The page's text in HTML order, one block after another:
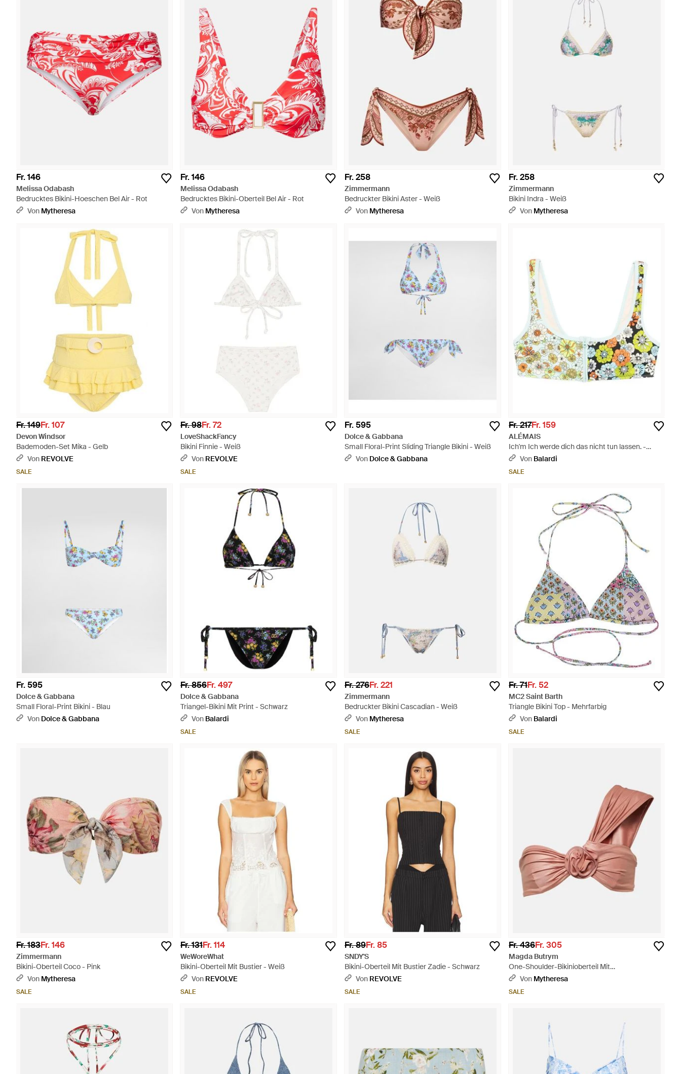
Fr. 146
Melissa Odabash
Bedrucktes Bikini-Hoeschen Bel Air - Rot
Von Mytheresa
Fr. 146
Melissa Odabash
Bedrucktes Bikini-Oberteil Bel Air - Rot
Von Mytheresa
Fr. 258
Zimmermann
Bedruckter Bikini Aster - Weiß
Von Mytheresa
Fr. 258
Zimmermann
Bikini Indra - Weiß
Von Mytheresa
Fr. 149Fr. 107
Devon Windsor
Bademoden-Set Mika - Gelb
Von REVOLVE
SALE
Fr. 98Fr. 72
LoveShackFancy
Bikini Finnie - Weiß
Von REVOLVE
SALE
Fr. 595
Dolce & Gabbana
Small Floral-Print Sliding Triangle Bikini - Weiß
Von Dolce & Gabbana
Fr. 217Fr. 159
ALÉMAIS
Ich'm Ich werde dich das nicht tun lassen. -
Mettallic
Von Balardi
SALE
Fr. 595
Dolce & Gabbana
Small Floral-Print Bikini - Blau
Von Dolce & Gabbana
Fr. 856Fr. 497
Dolce & Gabbana
Triangel-Bikini Mit Print - Schwarz
Von Balardi
SALE
Fr. 276Fr. 221
Zimmermann
Bedruckter Bikini Cascadian - Weiß
Von Mytheresa
SALE
Fr. 71Fr. 52
MC2 Saint Barth
Triangle Bikini Top - Mehrfarbig
Von Balardi
SALE
Fr. 183Fr. 146
Zimmermann
Bikini-Oberteil Coco - Pink
Von Mytheresa
SALE
Fr. 131Fr. 114
WeWoreWhat
Bikini-Oberteil Mit Bustier - Weiß
Von REVOLVE
SALE
Fr. 89Fr. 85
SNDY'S
Bikini-Oberteil Mit Bustier Zadie - Schwarz
Von REVOLVE
SALE
Fr. 436Fr. 305
Magda Butrym
One-Shoulder-Bikinioberteil Mit
Blumenapplikation - Pink
Von Mytheresa
SALE